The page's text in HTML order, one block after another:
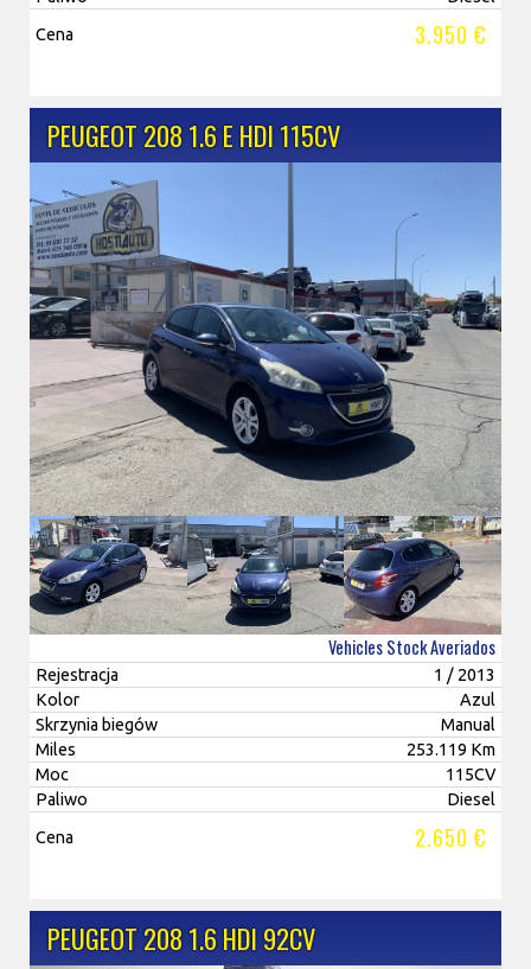
Cena
3.950 €
PEUGEOT 208 1.6 E HDI 115CV
Vehicles Stock Averiados
Rejestracja
1 / 2013
Kolor
Azul
Skrzynia biegów
Manual
Miles
253.119 Km
Moc
115CV
Paliwo
Diesel
Cena
2.650 €
PEUGEOT 208 1.6 HDI 92CV